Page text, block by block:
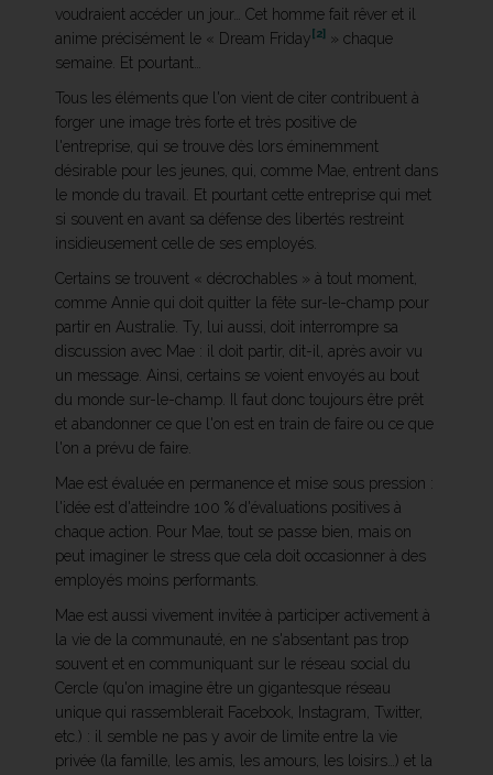
voudraient accéder un jour… Cet homme fait rêver et il
anime précisément le « Dream Friday[2] » chaque
semaine. Et pourtant…
Tous les éléments que l'on vient de citer contribuent à
forger une image très forte et très positive de
l'entreprise, qui se trouve dès lors éminemment
désirable pour les jeunes, qui, comme Mae, entrent dans
le monde du travail. Et pourtant cette entreprise qui met
si souvent en avant sa défense des libertés restreint
insidieusement celle de ses employés.
Certains se trouvent « décrochables » à tout moment,
comme Annie qui doit quitter la fête sur-le-champ pour
partir en Australie. Ty, lui aussi, doit interrompre sa
discussion avec Mae : il doit partir, dit-il, après avoir vu
un message. Ainsi, certains se voient envoyés au bout
du monde sur-le-champ. Il faut donc toujours être prêt
et abandonner ce que l'on est en train de faire ou ce que
l'on a prévu de faire.
Mae est évaluée en permanence et mise sous pression :
l'idée est d'atteindre 100 % d'évaluations positives à
chaque action. Pour Mae, tout se passe bien, mais on
peut imaginer le stress que cela doit occasionner à des
employés moins performants.
Mae est aussi vivement invitée à participer activement à
la vie de la communauté, en ne s'absentant pas trop
souvent et en communiquant sur le réseau social du
Cercle (qu'on imagine être un gigantesque réseau
unique qui rassemblerait Facebook, Instagram, Twitter,
etc.) : il semble ne pas y avoir de limite entre la vie
privée (la famille, les amis, les amours, les loisirs…) et la